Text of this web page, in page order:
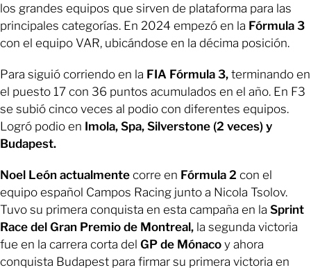
los grandes equipos que sirven de plataforma para las
principales categorías. En 2024 empezó en la Fórmula 3
con el equipo VAR, ubicándose en la décima posición.
Para siguió corriendo en la FIA Fórmula 3, terminando en
el puesto 17 con 36 puntos acumulados en el año. En F3
se subió cinco veces al podio con diferentes equipos.
Logró podio en Imola, Spa, Silverstone (2 veces) y
Budapest.
Noel León actualmente corre en Fórmula 2 con el
equipo español Campos Racing junto a Nicola Tsolov.
Tuvo su primera conquista en esta campaña en la Sprint
Race del Gran Premio de Montreal, la segunda victoria
fue en la carrera corta del GP de Mónaco y ahora
conquista Budapest para firmar su primera victoria en